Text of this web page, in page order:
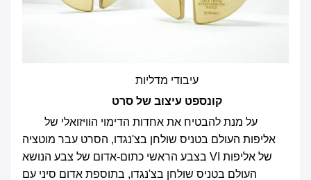
עיבודי מדליות
קונספט עיצוב של סרט
אליפות העולם בטניס שולחן בצ'נגדו, הסרט עבר מוטציה
בצבע הראשי כתום-אדום של צבע הנושא VI של אליפות
העולם בטניס שולחן בצ'נגדו, בתוספת אדום סיני עם